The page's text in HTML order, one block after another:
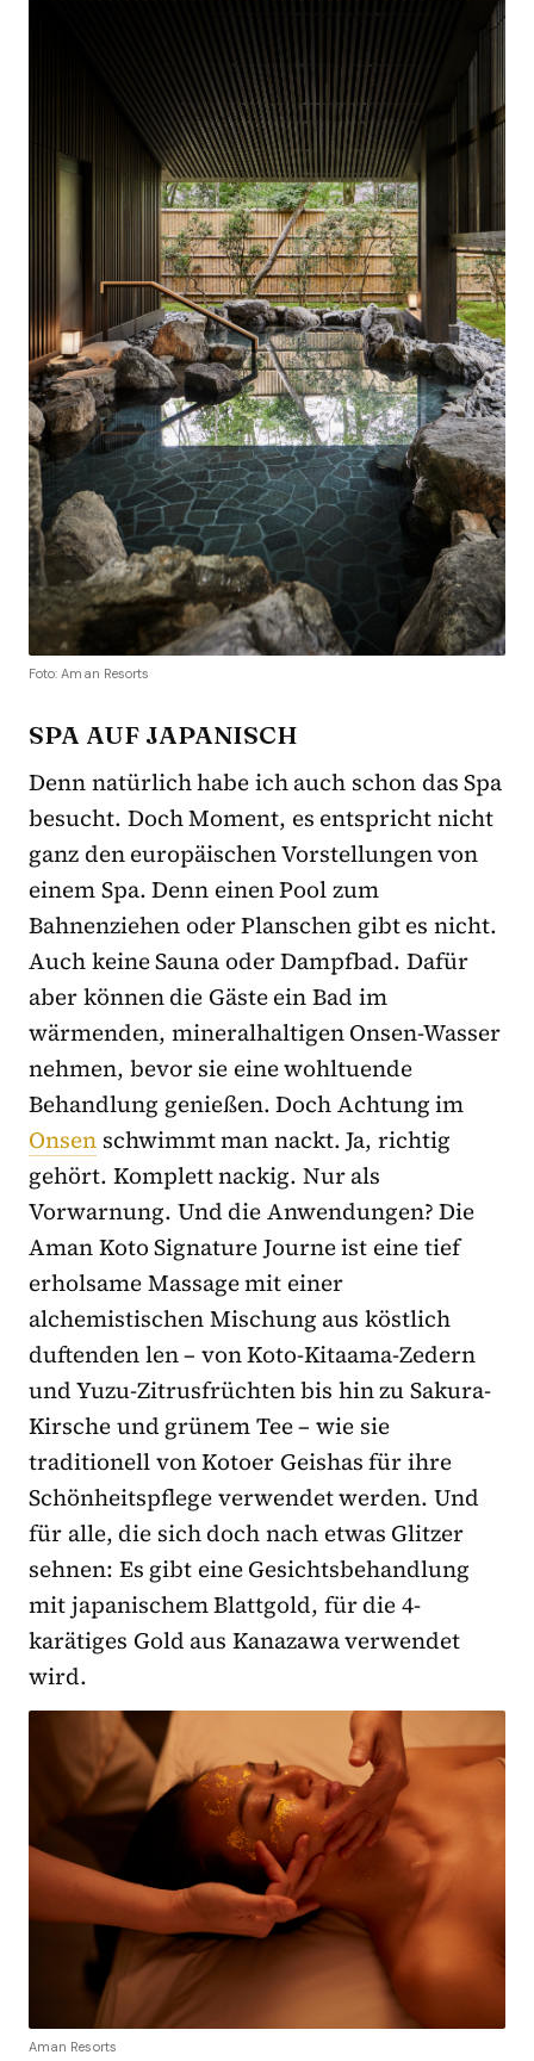
Foto: Aman Resorts
SPA AUF JAPANISCH
Denn natürlich habe ich auch schon das Spa
besucht. Doch Moment, es entspricht nicht
ganz den europäischen Vorstellungen von
einem Spa. Denn einen Pool zum
Bahnenziehen oder Planschen gibt es nicht.
Auch keine Sauna oder Dampfbad. Dafür
aber können die Gäste ein Bad im
wärmenden, mineralhaltigen Onsen-Wasser
nehmen, bevor sie eine wohltuende
Behandlung genießen. Doch Achtung im
Onsen schwimmt man nackt. Ja, richtig
gehört. Komplett nackig. Nur als
Vorwarnung. Und die Anwendungen? Die
Aman Koto Signature Journe ist eine tief
erholsame Massage mit einer
alchemistischen Mischung aus köstlich
duftenden len – von Koto-Kitaama-Zedern
und Yuzu-Zitrusfrüchten bis hin zu Sakura-
Kirsche und grünem Tee – wie sie
traditionell von Kotoer Geishas für ihre
Schönheitspflege verwendet werden. Und
für alle, die sich doch nach etwas Glitzer
sehnen: Es gibt eine Gesichtsbehandlung
mit japanischem Blattgold, für die 4-
karätiges Gold aus Kanazawa verwendet
wird.
Aman Resorts